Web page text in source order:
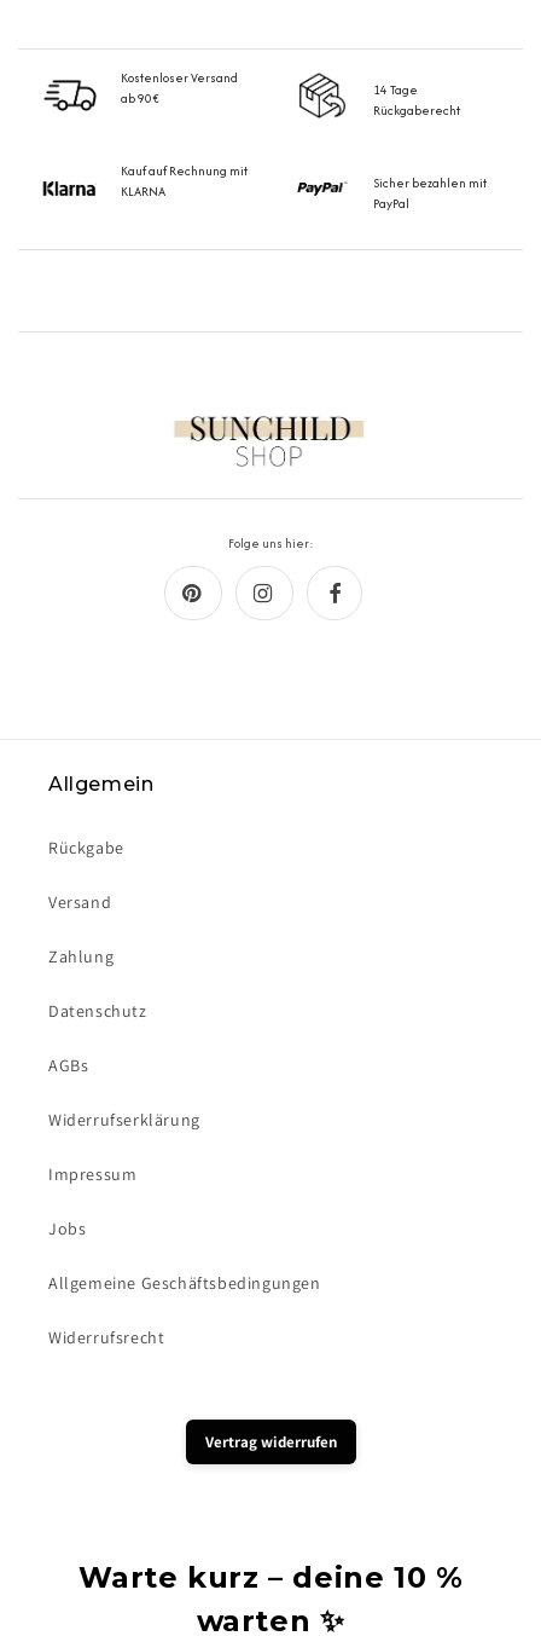
Kostenloser Versand
ab 90€
14 Tage
Rückgaberecht
Kauf auf Rechnung mit
KLARNA
Sicher bezahlen mit
PayPal
Folge uns hier:
Allgemein
Rückgabe
Versand
Zahlung
Datenschutz
AGBs
Widerrufserklärung
Impressum
Jobs
Allgemeine Geschäftsbedingungen
Widerrufsrecht
Vertrag widerrufen
Warte kurz – deine 10 %
warten ✨